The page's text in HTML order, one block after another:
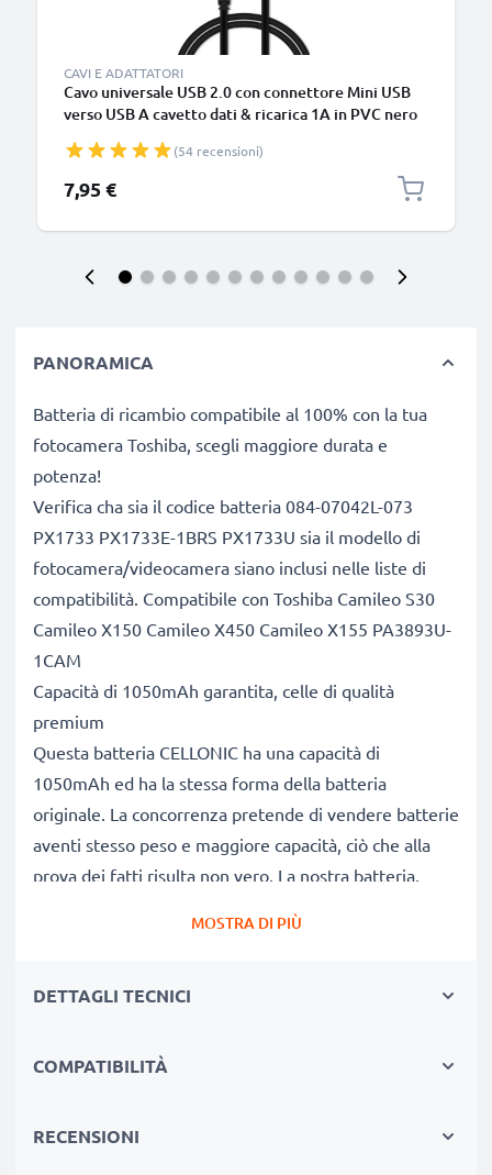
CAVI E ADATTATORI
Cavo universale USB 2.0 con connettore Mini USB
verso USB A cavetto dati & ricarica 1A in PVC nero
(54 recensioni)
7,95 €
PANORAMICA
Batteria di ricambio compatibile al 100% con la tua
fotocamera Toshiba, scegli maggiore durata e
potenza!
Verifica cha sia il codice batteria 084-07042L-073
PX1733 PX1733E-1BRS PX1733U sia il modello di
fotocamera/videocamera siano inclusi nelle liste di
compatibilità. Compatibile con Toshiba Camileo S30
Camileo X150 Camileo X450 Camileo X155 PA3893U-
1CAM
Capacità di 1050mAh garantita, celle di qualità
premium
Questa batteria CELLONIC ha una capacità di
1050mAh ed ha la stessa forma della batteria
originale. La concorrenza pretende di vendere batterie
aventi stesso peso e maggiore capacità, ciò che alla
prova dei fatti risulta non vero. La nostra batteria,
PX1733E-1BRS PX1733U compatibile
continuamente altissime performance in termini di
MOSTRA DI PIÙ
DETTAGLI TECNICI
COMPATIBILITÀ
RECENSIONI